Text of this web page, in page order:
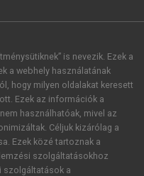
is nevezik. Ezek a
a webhely használatának
hogy milyen oldalakat keresett
Ezek az információk a
használhatóak, mivel az
Céljuk kizárólag a
Ezek közé tartoznak a
szolgáltatásokhoz
szolgáltatások a